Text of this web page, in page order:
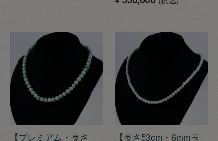
【プレミアム・長さ 【長さ53cm・6mm玉